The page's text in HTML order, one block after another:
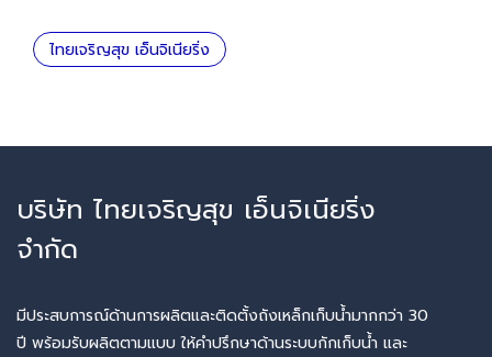
ไทยเจริญสุข เอ็นจิเนียริ่ง
บริษัท ไทยเจริญสุข เอ็นจิเนียริ่ง
จำกัด
มีประสบการณ์ด้านการผลิตและติดตั้งถังเหล็กเก็บน้ำมากกว่า 30
ปี พร้อมรับผลิตตามแบบ ให้คำปรึกษาด้านระบบกักเก็บน้ำ และ